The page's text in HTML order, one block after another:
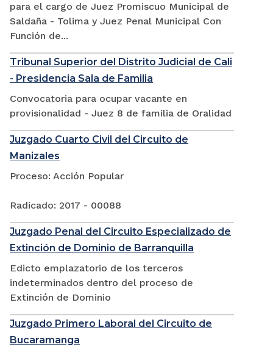
para el cargo de Juez Promiscuo Municipal de
Saldaña - Tolima y Juez Penal Municipal Con
Función de...
Tribunal Superior del Distrito Judicial de Cali
- Presidencia Sala de Familia
Convocatoria para ocupar vacante en
provisionalidad - Juez 8 de familia de Oralidad
Juzgado Cuarto Civil del Circuito de
Manizales
Proceso: Acción Popular
Radicado: 2017 - 00088
Juzgado Penal del Circuito Especializado de
Extinción de Dominio de Barranquilla
Edicto emplazatorio de los terceros
indeterminados dentro del proceso de
Extinción de Dominio
Juzgado Primero Laboral del Circuito de
Bucaramanga